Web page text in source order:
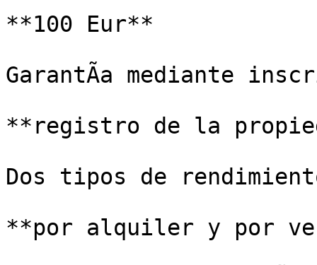
**100 Eur**
GarantÃ­a mediante
**registro de la
Dos tipos de
**por alquiler y por